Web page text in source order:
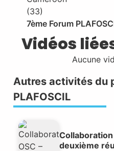
7ème Forum
Vidéos
Aucune
Autres activités du
PLAFOSCIL
Collaboration
deuxième